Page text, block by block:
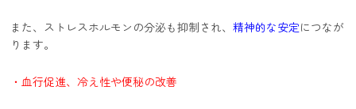
また、ストレスホルモンの分泌も抑制され、精神的な安定につなが
ります。
・血行促進、冷え性や便秘の改善